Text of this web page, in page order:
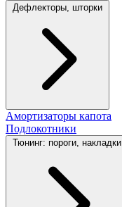
Дефлекторы, шторки
Амортизаторы капота
Подлокотники
Тюнинг: пороги, накладки